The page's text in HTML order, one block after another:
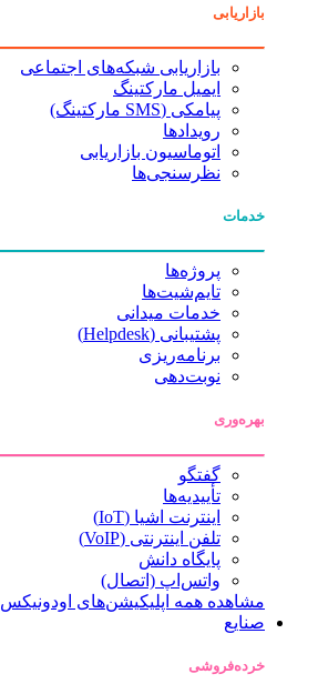
بازاریابی
بازاریابی شبکه‌های اجتماعی
ایمیل مارکتینگ
پیامکی (SMS مارکتینگ)
رویدادها
اتوماسیون بازاریابی
نظرسنجی‌ها
خدمات
پروژه‌ها
تایم‌شیت‌ها
خدمات میدانی
پشتیبانی (Helpdesk)
برنامه‌ریزی
نوبت‌دهی
بهره‌وری
گفتگو
تأییدیه‌ها
اینترنت اشیا (IoT)
تلفن اینترنتی (VoIP)
پایگاه دانش
واتس‌اپ (اتصال)
مشاهده همه اپلیکیشن‌های اودونیکس
صنایع
خرده‌فروشی